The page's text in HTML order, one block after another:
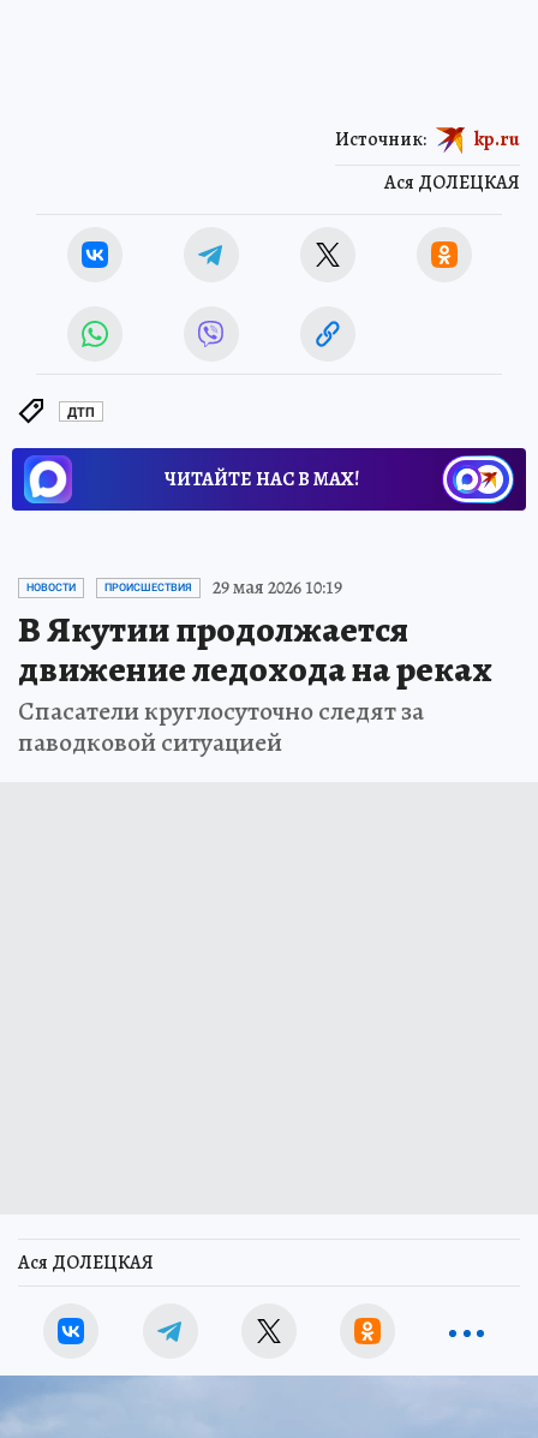
Ася ДОЛЕЦКАЯ
Источник: kp.ru
ДТП
ЧИТАЙТЕ НАС В МАХ!
НОВОСТИ ПРОИСШЕСТВИЯ 29 мая 2026 10:19
В Якутии продолжается
движение ледохода на реках
Спасатели круглосуточно следят за
паводковой ситуацией
Ася ДОЛЕЦКАЯ